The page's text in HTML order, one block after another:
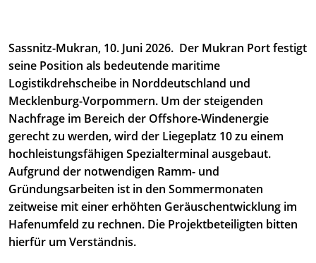
Sassnitz-Mukran, 10. Juni 2026. Der Mukran Port festigt
seine Position als bedeutende maritime
Logistikdrehscheibe in Norddeutschland und
Mecklenburg-Vorpommern. Um der steigenden
Nachfrage im Bereich der Offshore-Windenergie
gerecht zu werden, wird der Liegeplatz 10 zu einem
hochleistungsfähigen Spezialterminal ausgebaut.
Aufgrund der notwendigen Ramm- und
Gründungsarbeiten ist in den Sommermonaten
zeitweise mit einer erhöhten Geräuschentwicklung im
Hafenumfeld zu rechnen. Die Projektbeteiligten bitten
hierfür um Verständnis.